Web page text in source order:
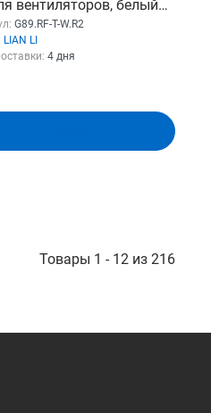
вентиляторов, белый
t-w.r2]
G89.RF-T-W.R2
LIAN LI
4 дня
Товары 1 - 12 из 216